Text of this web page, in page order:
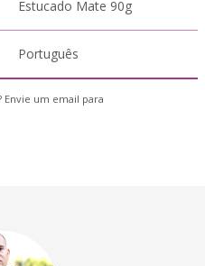
Estucado Mate 90g
Português
um email para